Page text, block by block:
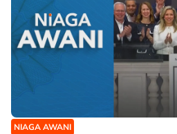
NIAGA AWANI